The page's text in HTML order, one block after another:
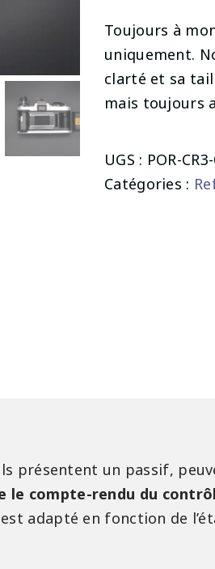
Toujours à
uniquement.
clarté et sa
mais toujours
UGS : POR-
Catégories :
présentent un passif,
le compte-rendu du
adapté en fonction de